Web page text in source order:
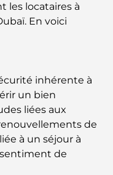
adresses
de Ramadan
parfaite du café et
Dubaï : un circuit
Jumeirah Golf
les locataires à
En voici
inhérente à
un bien
liées aux
de
à un séjour à
de